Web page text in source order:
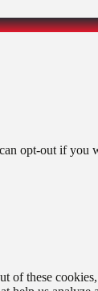
opt-out if you
these